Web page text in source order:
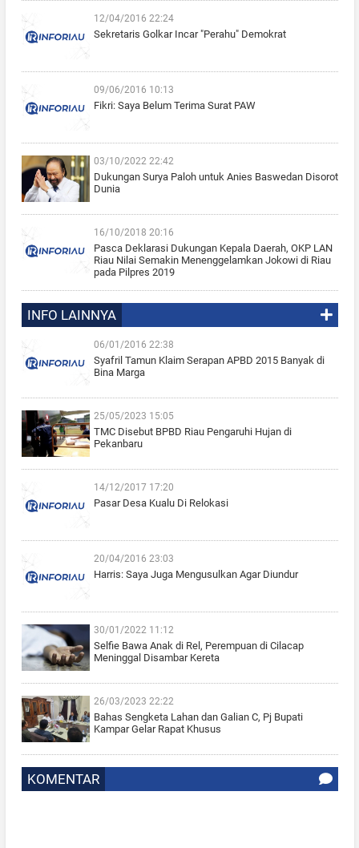
12/04/2016 22:24
Sekretaris Golkar Incar "Perahu" Demokrat
09/06/2016 10:13
Fikri: Saya Belum Terima Surat PAW
03/10/2022 22:42
Dukungan Surya Paloh untuk Anies Baswedan Disorot
Dunia
16/10/2018 20:16
Pasca Deklarasi Dukungan Kepala Daerah, OKP LAN
Riau Nilai Semakin Menenggelamkan Jokowi di Riau
pada Pilpres 2019
INFO LAINNYA
06/01/2016 22:38
Syafril Tamun Klaim Serapan APBD 2015 Banyak di
Bina Marga
25/05/2023 15:05
TMC Disebut BPBD Riau Pengaruhi Hujan di
Pekanbaru
14/12/2017 17:20
Pasar Desa Kualu Di Relokasi
20/04/2016 23:03
Harris: Saya Juga Mengusulkan Agar Diundur
30/01/2022 11:12
Selfie Bawa Anak di Rel, Perempuan di Cilacap
Meninggal Disambar Kereta
26/03/2023 22:22
Bahas Sengketa Lahan dan Galian C, Pj Bupati
Kampar Gelar Rapat Khusus
KOMENTAR